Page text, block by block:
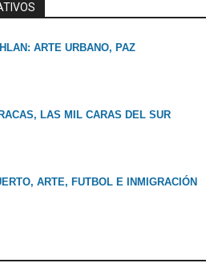
ARTE URBANO, PAZ
LAS MIL CARAS DEL SUR
ARTE, FUTBOL E INMIGRACIÓN